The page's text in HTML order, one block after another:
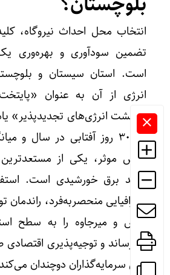
انتخاب محل احداث نیروگاه،
تضمین سودآوری و بهره‌وری یک
است. استان سیستان و
انرژی از آن به عنوان
«بهشت انرژی‌های تجدیدپذیر»
تابش موثر، یکی از
تولید برق خورشیدی است.
جغرافیایی منحصربه‌فرد، راندمان
خاش و میرجاوه را به سطح
می‌رساند و توجیه‌پذیری اقتصادی
برای سرمایه‌گذاران دوچندان